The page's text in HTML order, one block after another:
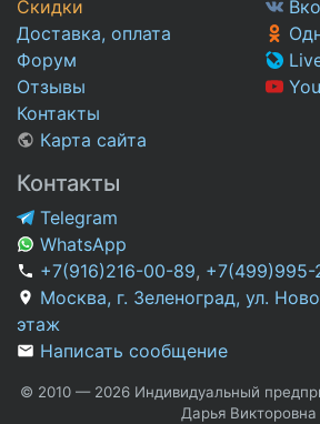
Скидки
Доставка, оплата
Форум
Отзывы
Контакты
Карта сайта
Контакты
Telegram
WhatsApp
+7(916)216-00-89, +7(499)995-
Москва, г. Зеленоград, ул.
этаж
Написать сообщение
© 2010 — 2026 Индивидуальный
Дарья Викторовна